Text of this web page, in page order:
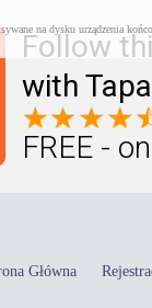
Follow
with
FREE -
na dysku urządzenia
Główna